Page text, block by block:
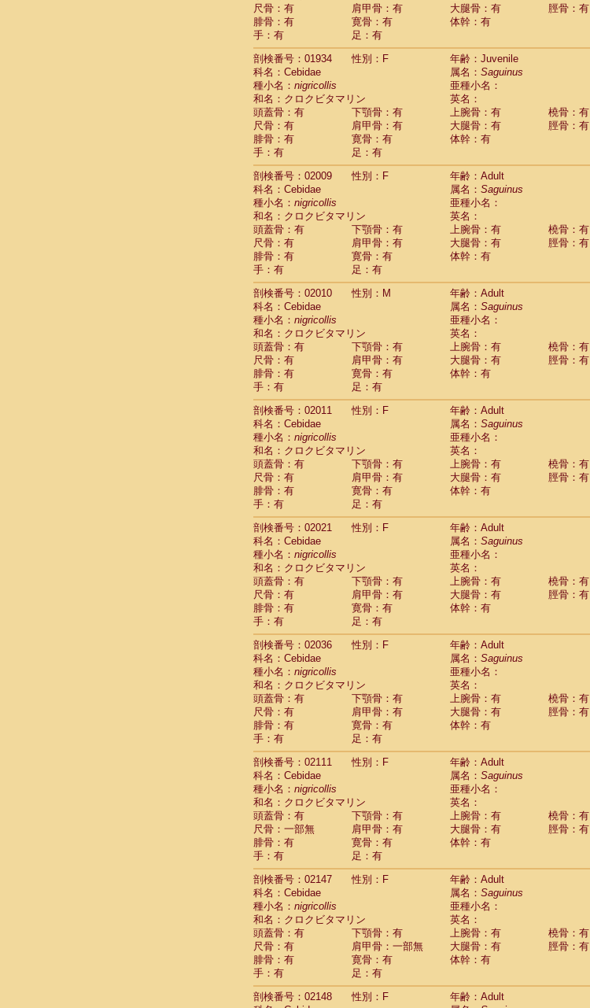
CercopithecidaeCercopithecus mitis albogularis(0)
CercopithecidaeCercopithecus mona
CercopithecidaeCercopithecus neglectus
CercopithecidaeCercopithecus nigroviridis(0)
CercopithecidaeCercopithecus petaurista buettikoferi
Cercopithecidae Cercopithecusspp.(0)
Cercopithecidae Chlorocebus aethiops
CercopithecidaeChlorocebus pygerythrus cynosuros (0)
CercopithecidaeErythrocebus patas (48)
CercopithecidaeMiopithecus talapoin
CercopithecidaeCercopithecinae spp.
CercopithecidaeColobus angolensis
CercopithecidaeColobus guereza (0)
Cercopithecidae Colobus polykomos(0)
Cercopithecidae Piliocolobus badius(0)
Cercopithecidae Kasi senex vetulus
CercopithecidaeKasi senex
CercopithecidaeNasalis larvatus(0)
CercopithecidaePresbytes melalophos
CercopithecidaePygathrix nemaeus
CercopithecidaeSemnopithecus entellus
Cercopithecidae Trachypithecus cristatus(0)
Cercopithecidae Trachypithecus francoisi
Cercopithecidae Trachypithecus obscurus
CercopithecidaeTrachypithecus pileatus
CercopithecidaeColobinae spp.(0)
CercopithecidaePresbytesinaespp.(0)
CercopithecidaeCercopithecidae
HylobatidaeHoolock hoolock(1)
HylobatidaeHylobates agilis
Hylobatidae (0)
Hylobatidae Hylobates lar
HylobatidaeHylobates moloch(2)
Hylobatidae Hylobates muelleri(0)
HylobatidaeHylobates pileatus(5)
Hylobatidae Hylobates
HylobatidaeHylobateshybrid(1)
HylobatidaeNomascus concolor(0)
Hylobatidae Symphalangus syndactylus(1)
Hominidae (0)
Hominidae Pan troglodytes
Hominidae Gorilla gorilla beringei(0)
Hominidae Gorilla gorilla gorilla(0)
Primates misc.(0)
Scandentia Dendrogale melanura
Scandentia Ptilocercus lowii
Scandentia
Scandentia
ScandentiaTupaia minor
尺骨：有
肩甲骨：有 大腿骨：有
脛骨：有
腓骨：有
寛骨：有
体幹：有
手：有
足：有
剖検番号：01934
性別：F
年齢：Juvenile
科名：Cebidae
属名： Saguinus
種小名： nigricollis
亜種小名：
和名：クロクビタマリン
英名：
頭蓋骨：有
下顎骨：有 上腕骨：有
橈骨：有
尺骨：有
肩甲骨：有 大腿骨：有
脛骨：有
腓骨：有
寛骨：有
体幹：有
手：有
足：有
剖検番号：02009
性別：F
年齢：Adult
科名：Cebidae
属名： Saguinus
種小名： nigricollis
亜種小名：
和名：クロクビタマリン
英名：
頭蓋骨：有
下顎骨：有 上腕骨：有
橈骨：有
尺骨：有
肩甲骨：有 大腿骨：有
脛骨：有
腓骨：有
寛骨：有
体幹：有
手：有
足：有
剖検番号：02010
性別：M
年齢：Adult
科名：Cebidae
属名： Saguinus
種小名： nigricollis
亜種小名：
和名：クロクビタマリン
英名：
頭蓋骨：有
下顎骨：有 上腕骨：有
橈骨：有
尺骨：有
肩甲骨：有 大腿骨：有
脛骨：有
腓骨：有
寛骨：有
体幹：有
手：有
足：有
剖検番号：02011
性別：F
年齢：Adult
科名：Cebidae
属名： Saguinus
種小名： nigricollis
亜種小名：
和名：クロクビタマリン
英名：
頭蓋骨：有
下顎骨：有 上腕骨：有
橈骨：有
尺骨：有
肩甲骨：有 大腿骨：有
脛骨：有
腓骨：有
寛骨：有
体幹：有
手：有
足：有
剖検番号：02021
性別：F
年齢：Adult
科名：Cebidae
属名： Saguinus
種小名： nigricollis
亜種小名：
和名：クロクビタマリン
英名：
頭蓋骨：有
下顎骨：有 上腕骨：有
橈骨：有
尺骨：有
肩甲骨：有 大腿骨：有
脛骨：有
腓骨：有
寛骨：有
体幹：有
手：有
足：有
剖検番号：02036
性別：F
年齢：Adult
科名：Cebidae
属名： Saguinus
種小名： nigricollis
亜種小名：
和名：クロクビタマリン
英名：
頭蓋骨：有
下顎骨：有 上腕骨：有
橈骨：有
尺骨：有
肩甲骨：有 大腿骨：有
脛骨：有
腓骨：有
寛骨：有
体幹：有
手：有
足：有
剖検番号：02111
性別：F
年齢：Adult
科名：Cebidae
属名： Saguinus
種小名： nigricollis
亜種小名：
和名：クロクビタマリン
英名：
頭蓋骨：有
下顎骨：有 上腕骨：有
橈骨：有
尺骨：一部無
肩甲骨：有 大腿骨：有
脛骨：有
腓骨：有
寛骨：有
体幹：有
手：有
足：有
剖検番号：02147
性別：F
年齢：Adult
科名：Cebidae
属名： Saguinus
種小名： nigricollis
亜種小名：
和名：クロクビタマリン
英名：
頭蓋骨：有
下顎骨：有 上腕骨：有
橈骨：有
尺骨：有
肩甲骨：一部無 大腿骨：有
脛骨：有
腓骨：有
寛骨：有
体幹：有
手：有
足：有
剖検番号：02148
性別：F
年齢：Adult